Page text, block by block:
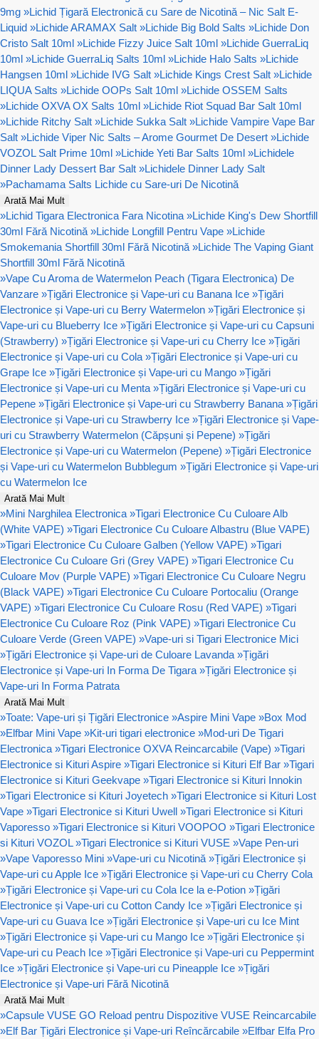
9mg »Lichid Țigară Electronică cu Sare de Nicotină – Nic Salt E-
Liquid »Lichide ARAMAX Salt »Lichide Big Bold Salts »Lichide Don
Cristo Salt 10ml »Lichide Fizzy Juice Salt 10ml »Lichide GuerraLiq
10ml »Lichide GuerraLiq Salts 10ml »Lichide Halo Salts »Lichide
Hangsen 10ml »Lichide IVG Salt »Lichide Kings Crest Salt »Lichide
LIQUA Salts »Lichide OOPs Salt 10ml »Lichide OSSEM Salts
»Lichide OXVA OX Salts 10ml »Lichide Riot Squad Bar Salt 10ml
»Lichide Ritchy Salt »Lichide Sukka Salt »Lichide Vampire Vape Bar
Salt »Lichide Viper Nic Salts – Arome Gourmet De Desert »Lichide
VOZOL Salt Prime 10ml »Lichide Yeti Bar Salts 10ml »Lichidele
Dinner Lady Dessert Bar Salt »Lichidele Dinner Lady Salt
»Pachamama Salts Lichide cu Sare-uri De Nicotină
Arată Mai Mult
»Lichid Tigara Electronica Fara Nicotina »Lichide King's Dew Shortfill
30ml Fără Nicotină »Lichide Longfill Pentru Vape »Lichide
Smokemania Shortfill 30ml Fără Nicotină »Lichide The Vaping Giant
Shortfill 30ml Fără Nicotină
»Vape Cu Aroma de Watermelon Peach (Tigara Electronica) De
Vanzare »Țigări Electronice și Vape-uri cu Banana Ice »Țigări
Electronice și Vape-uri cu Berry Watermelon »Țigări Electronice și
Vape-uri cu Blueberry Ice »Țigări Electronice și Vape-uri cu Capsuni
(Strawberry) »Țigări Electronice și Vape-uri cu Cherry Ice »Țigări
Electronice și Vape-uri cu Cola »Țigări Electronice și Vape-uri cu
Grape Ice »Țigări Electronice și Vape-uri cu Mango »Țigări
Electronice și Vape-uri cu Menta »Țigări Electronice și Vape-uri cu
Pepene »Țigări Electronice și Vape-uri cu Strawberry Banana »Țigări
Electronice și Vape-uri cu Strawberry Ice »Țigări Electronice și Vape-
uri cu Strawberry Watermelon (Căpșuni și Pepene) »Țigări
Electronice și Vape-uri cu Watermelon (Pepene) »Țigări Electronice
și Vape-uri cu Watermelon Bubblegum »Țigări Electronice și Vape-uri
cu Watermelon Ice
Arată Mai Mult
»Mini Narghilea Electronica »Tigari Electronice Cu Culoare Alb
(White VAPE) »Tigari Electronice Cu Culoare Albastru (Blue VAPE)
»Tigari Electronice Cu Culoare Galben (Yellow VAPE) »Tigari
Electronice Cu Culoare Gri (Grey VAPE) »Tigari Electronice Cu
Culoare Mov (Purple VAPE) »Tigari Electronice Cu Culoare Negru
(Black VAPE) »Tigari Electronice Cu Culoare Portocaliu (Orange
VAPE) »Tigari Electronice Cu Culoare Rosu (Red VAPE) »Tigari
Electronice Cu Culoare Roz (Pink VAPE) »Tigari Electronice Cu
Culoare Verde (Green VAPE) »Vape-uri si Tigari Electronice Mici
»Țigări Electronice și Vape-uri de Culoare Lavanda »Țigări
Electronice și Vape-uri In Forma De Tigara »Țigări Electronice și
Vape-uri In Forma Patrata
Arată Mai Mult
»Toate: Vape-uri și Țigări Electronice »Aspire Mini Vape »Box Mod
»Elfbar Mini Vape »Kit-uri tigari electronice »Mod-uri De Tigari
Electronica »Tigari Electronice OXVA Reincarcabile (Vape) »Tigari
Electronice si Kituri Aspire »Tigari Electronice si Kituri Elf Bar »Tigari
Electronice si Kituri Geekvape »Tigari Electronice si Kituri Innokin
»Tigari Electronice si Kituri Joyetech »Tigari Electronice si Kituri Lost
Vape »Tigari Electronice si Kituri Uwell »Tigari Electronice si Kituri
Vaporesso »Tigari Electronice si Kituri VOOPOO »Tigari Electronice
si Kituri VOZOL »Tigari Electronice si Kituri VUSE »Vape Pen-uri
»Vape Vaporesso Mini »Vape-uri cu Nicotină »Țigări Electronice și
Vape-uri cu Apple Ice »Țigări Electronice și Vape-uri cu Cherry Cola
»Țigări Electronice și Vape-uri cu Cola Ice la e-Potion »Țigări
Electronice și Vape-uri cu Cotton Candy Ice »Țigări Electronice și
Vape-uri cu Guava Ice »Țigări Electronice și Vape-uri cu Ice Mint
»Țigări Electronice și Vape-uri cu Mango Ice »Țigări Electronice și
Vape-uri cu Peach Ice »Țigări Electronice și Vape-uri cu Peppermint
Ice »Țigări Electronice și Vape-uri cu Pineapple Ice »Țigări
Electronice și Vape-uri Fără Nicotină
Arată Mai Mult
»Capsule VUSE GO Reload pentru Dispozitive VUSE Reincarcabile
»Elf Bar Țigări Electronice și Vape-uri Reîncărcabile »Elfbar Elfa Pro